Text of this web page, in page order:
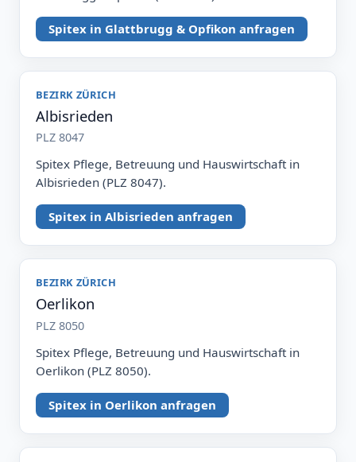
Spitex in Glattbrugg & Opfikon anfragen
BEZIRK ZÜRICH
Albisrieden
PLZ 8047
Spitex Pflege, Betreuung und Hauswirtschaft in
Albisrieden (PLZ 8047).
Spitex in Albisrieden anfragen
BEZIRK ZÜRICH
Oerlikon
PLZ 8050
Spitex Pflege, Betreuung und Hauswirtschaft in
Oerlikon (PLZ 8050).
Spitex in Oerlikon anfragen